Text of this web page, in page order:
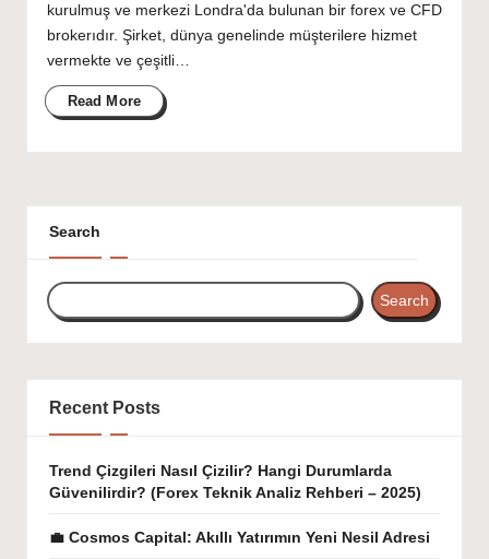
kurulmuş ve merkezi Londra'da bulunan bir forex ve CFD
brokerıdır. Şirket, dünya genelinde müşterilere hizmet
vermekte ve çeşitli…
Read More
Search
Search
Recent Posts
Trend Çizgileri Nasıl Çizilir? Hangi Durumlarda
Güvenilirdir? (Forex Teknik Analiz Rehberi – 2025)
💼 Cosmos Capital: Akıllı Yatırımın Yeni Nesil Adresi